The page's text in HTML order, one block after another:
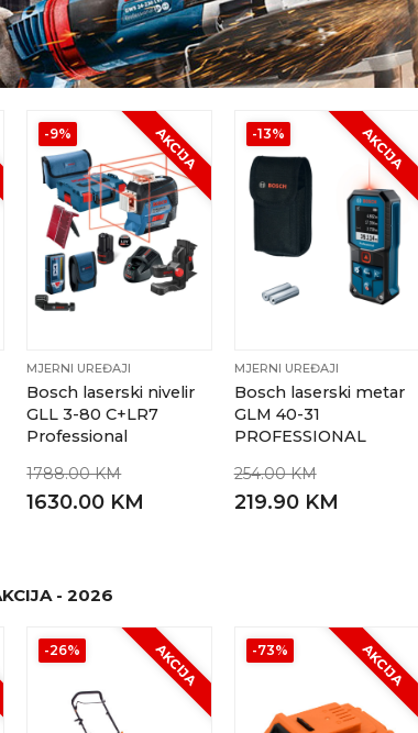
-9% AKCIJA
MJERNI UREĐAJI
Bosch laserski nivelir
GLL 3-80 C+LR7
Professional
1788.00 KM
1630.00 KM
-13% AKCIJA
MJERNI UREĐAJI
Bosch laserski metar
GLM 40-31
PROFESSIONAL
254.00 KM
219.90 KM
- 2026
-26% AKCIJA -73% AKCIJA